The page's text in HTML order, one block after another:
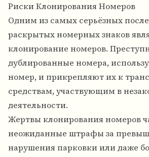
Риски Клонирования Номеров
Одним из самых серьёзных
раскрытых номерных знаков
клонирование номеров.
дублированные номера,
номер, и прикрепляют их к
средствам, участвующим в
деятельности.
Жертвы клонирования номеров
неожиданные штрафы за
нарушения парковки или даже